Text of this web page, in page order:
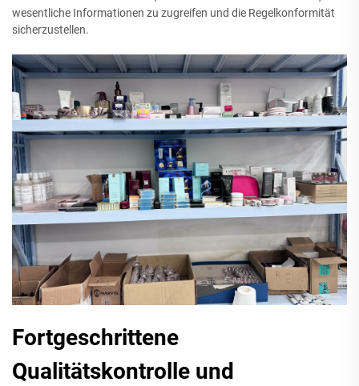
wesentliche Informationen zu zugreifen und die Regelkonformität
sicherzustellen.
Fortgeschrittene
Qualitätskontrolle und